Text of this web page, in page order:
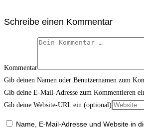
Schreibe einen Kommentar
Kommentar
Gib deinen Namen oder Benutzernamen zum
Gib deine E-Mail-Adresse zum Kommentieren
Gib deine Website-URL ein (optional)
Name, E-Mail-Adresse und Website in